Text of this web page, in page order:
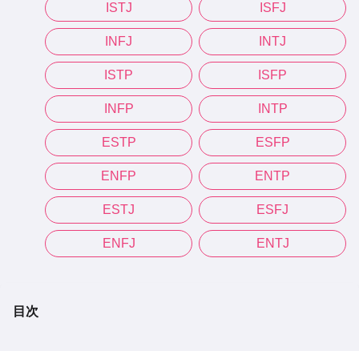
ISTJ ISFJ
INFJ INTJ
ISTP ISFP
INFP INTP
ESTP ESFP
ENFP ENTP
ESTJ ESFJ
ENFJ ENTJ
目次